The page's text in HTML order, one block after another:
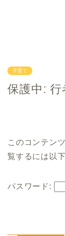
子育て
保護中: 行
このコンテン
覧するには以
パスワード: